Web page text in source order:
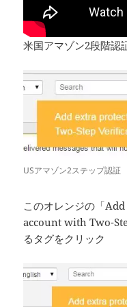
米国アマゾン2段階認
USアマゾン2ステップ認証
このオレンジの「
account with Two-
るタグをクリック